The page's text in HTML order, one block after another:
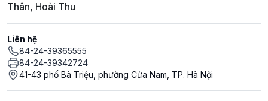
Thân, Hoài Thu
Liên hệ
84-24-39365555
84-24-39342724
41-43 phố Bà Triệu, phường Cửa Nam, TP. Hà Nội